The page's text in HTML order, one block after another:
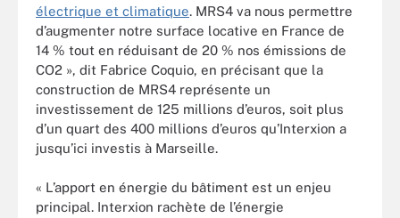
électrique et climatique. MRS4 va nous permettre
d’augmenter notre surface locative en France de
14 % tout en réduisant de 20 % nos émissions de
CO2 », dit Fabrice Coquio, en précisant que la
construction de MRS4 représente un
investissement de 125 millions d’euros, soit plus
d’un quart des 400 millions d’euros qu’Interxion a
jusqu’ici investis à Marseille.
« L’apport en énergie du bâtiment est un enjeu
principal. Interxion rachète de l’énergie